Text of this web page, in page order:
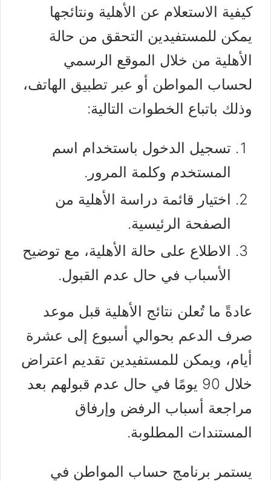
كيفية الاستعلام عن الأهلية ونتائجها
يمكن للمستفيدين التحقق من حالة
الأهلية من خلال الموقع الرسمي
لحساب المواطن أو عبر تطبيق الهاتف،
وذلك باتباع الخطوات التالية:
تسجيل الدخول باستخدام اسم
المستخدم وكلمة المرور.
اختيار قائمة دراسة الأهلية من
الصفحة الرئيسية.
الاطلاع على حالة الأهلية، مع توضيح
الأسباب في حال عدم القبول.
عادةً ما تُعلن نتائج الأهلية قبل موعد
صرف الدعم بحوالي أسبوع إلى عشرة
أيام، ويمكن للمستفيدين تقديم اعتراض
خلال 90 يومًا في حال عدم قبولهم بعد
مراجعة أسباب الرفض وإرفاق
المستندات المطلوبة.
يستمر برنامج حساب المواطن في